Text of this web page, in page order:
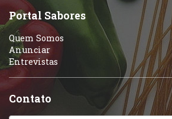
Sobremesas e
Portal Sabores
Quem Somos
Anunciar
Entrevistas
Contato